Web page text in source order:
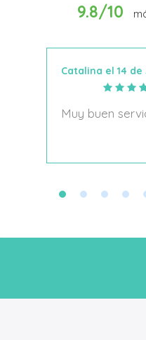
9.8/10
Catalina el 14
Muy buen